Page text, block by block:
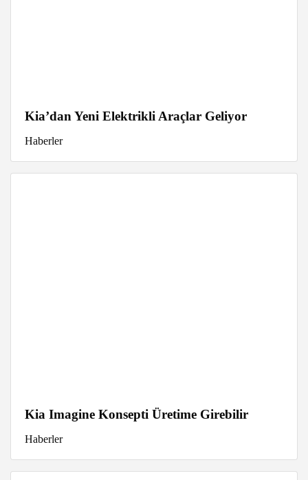
Kia’dan Yeni Elektrikli Araçlar Geliyor
Haberler
Kia Imagine Konsepti Üretime Girebilir
Haberler